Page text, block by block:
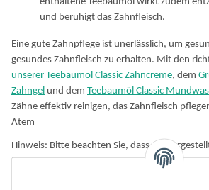
und beruhigt das Zahnfleisch.
Eine gute Zahnpflege ist unerlässlich, um
gesundes Zahnfleisch zu erhalten. Mit den
unserer Teebaumöl Classic Zahncreme, dem
Zahngel und dem Teebaumöl Classic
Zähne effektiv reinigen, das Zahnfleisch
Atem
Hinweis: Bitte beachten Sie, dass die
Ergänzung zur täglichen Zahnpflege dienen